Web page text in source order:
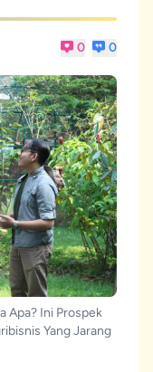
0 0
Apa? Ini Prospek
Yang Jarang